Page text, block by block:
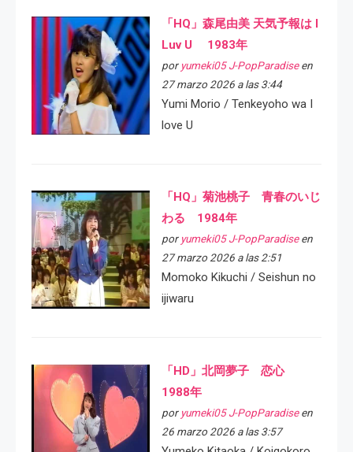
「HQ」森尾由美 天気予報は I
Luv U 1983年
por yumeki05 J-PopParadiseen
27 marzo 2026 a las 3:44
Yumi Morio / Tenkeyoho wa I
love U
「HQ」菊池桃子 青春のいじ
わる 1984年
por yumeki05 J-PopParadiseen
27 marzo 2026 a las 2:51
Momoko Kikuchi / Seishun no
ijiwaru
「HD」北岡夢子 恋心
1988年
por yumeki05 J-PopParadiseen
26 marzo 2026 a las 3:57